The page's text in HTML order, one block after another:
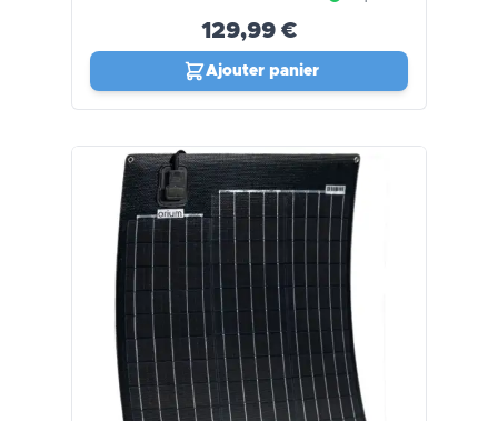
129,99 €
Ajouter panier